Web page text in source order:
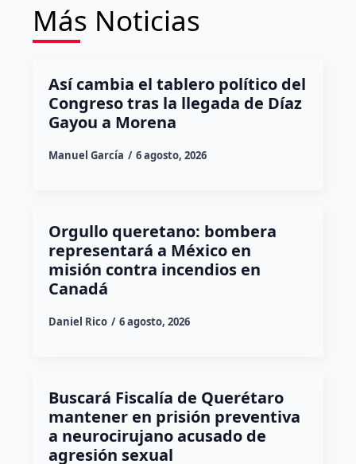
Más Noticias
Así cambia el tablero político del
Congreso tras la llegada de Díaz
Gayou a Morena
Manuel García 6 agosto, 2026
Orgullo queretano: bombera
representará a México en
misión contra incendios en
Canadá
Daniel Rico 6 agosto, 2026
Buscará Fiscalía de Querétaro
mantener en prisión preventiva
a neurocirujano acusado de
agresión sexual